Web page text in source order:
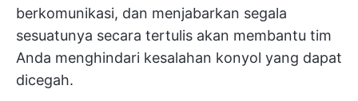
berkomunikasi, dan menjabarkan segala
sesuatunya secara tertulis akan membantu tim
Anda menghindari kesalahan konyol yang dapat
dicegah.